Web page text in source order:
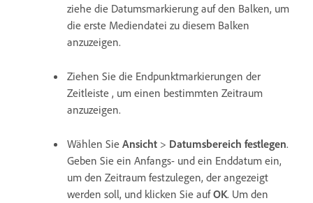
ziehe die Datumsmarkierung auf den Balken, um
die erste Mediendatei zu diesem Balken
anzuzeigen.
Ziehen Sie die Endpunktmarkierungen der
Zeitleiste , um einen bestimmten Zeitraum
anzuzeigen.
Wählen Sie Ansicht > Datumsbereich festlegen.
Geben Sie ein Anfangs- und ein Enddatum ein,
um den Zeitraum festzulegen, der angezeigt
werden soll, und klicken Sie aufOK. Um den